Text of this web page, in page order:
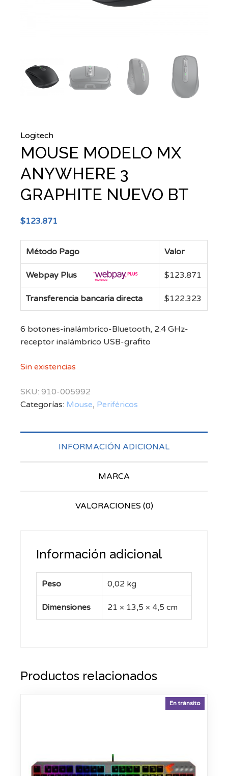
Logitech
MOUSE MODELO MX
ANYWHERE 3
GRAPHITE NUEVO BT
$123.871
Método Pago Valor
Webpay Plus $123.871
Transferencia bancaria directa $122.323
6 botones-inalámbrico-Bluetooth, 2.4 GHz-
receptor inalámbrico USB-grafito
Sin existencias
SKU: 910-005992
Categorías: Mouse, Periféricos
INFORMACIÓN ADICIONAL
MARCA
VALORACIONES (0)
Información adicional
Peso 0,02 kg
Dimensiones 21 × 13,5 × 4,5 cm
Productos relacionados
En tránsito